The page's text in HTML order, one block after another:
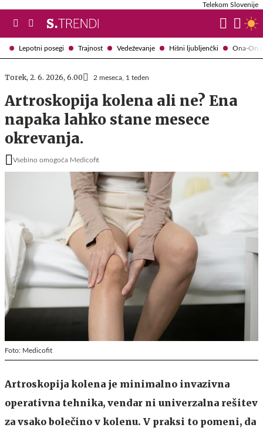
Lepotni posegi Trajnost Vedeževanje Hišni ljubljenčki Ona-
Telekom Slovenije
Torek, 2. 6. 2026, 6.00 2 meseca, 1 teden
Artroskopija kolena ali ne? Ena
napaka lahko stane mesece
okrevanja.
Vsebino omogoča Medicofit
Foto: Medicofit
Artroskopija kolena je minimalno invazivna
operativna tehnika, vendar ni univerzalna rešitev
za vsako bolečino v kolenu. V praksi to pomeni, da